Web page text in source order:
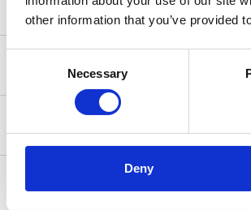
other information that you’ve provided
Necessary
Deny